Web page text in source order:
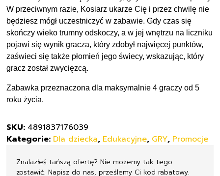
W przeciwnym razie, Kosiarz ukarze Cię i przez chwilę nie
będziesz mógł uczestniczyć w zabawie. Gdy czas się
skończy wieko trumny odskoczy, a w jej wnętrzu na liczniku
pojawi się wynik gracza, który zdobył najwięcej punktów,
zaświeci się także płomień jego świecy, wskazując, który
gracz został zwycięzcą.
Zabawka przeznaczona dla maksymalnie 4 graczy od 5
roku życia.
SKU: 4891837176039
Kategorie: Dla dziecka Edukacyjne GRY Promocje
Znalazłeś tańszą ofertę? Nie możemy tak tego
zostawić. Napisz do nas, prześlemy Ci kod rabatowy.